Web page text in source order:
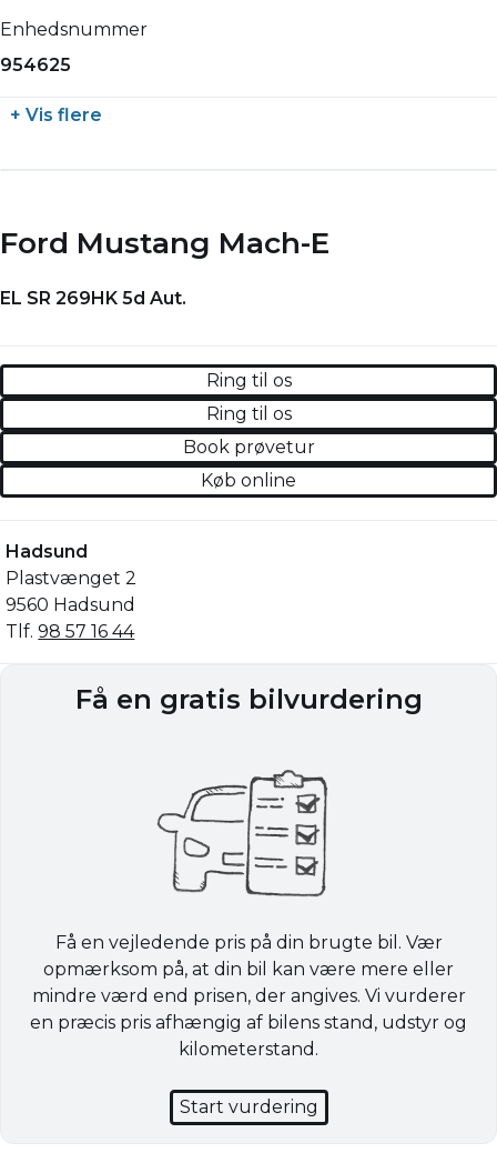
Enhedsnummer
954625
+ Vis flere
Ford Mustang Mach-E
EL SR 269HK 5d Aut.
Ring til os
Ring til os
Book prøvetur
Køb online
Hadsund
Plastvænget 2
9560 Hadsund
Tlf.98 57 16 44
Få en gratis bilvurdering
Få en vejledende pris på din brugte bil. Vær
opmærksom på, at din bil kan være mere eller
mindre værd end prisen, der angives. Vi vurderer
en præcis pris afhængig af bilens stand, udstyr og
kilometerstand.
Start vurdering